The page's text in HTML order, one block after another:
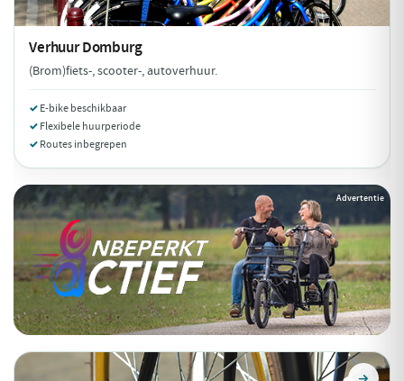
VerhuurDomburg
(Brom)fiets-, scooter-, autoverhuur.
E-bike beschikbaar
Flexibele huurperiode
Routes inbegrepen